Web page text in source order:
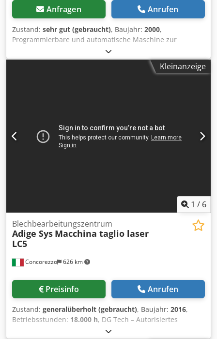
Anfragen Anrufen
Zustand: sehr gut (gebraucht), Baujahr: 2000,
Programmierbare und automatische Maschine zur
Produktion von Blechpaneelen durch Bildung mehrerer
Kantungen auf allen vier Seiten Crsdpfjw A Nnpjx Apref
Kleinanzeige
1 / 6
Concorezzo 626 km
Blechbearbeitungszentrum
Adige Sys Macchina taglio laser
LC5
Preisinfo Anrufen
Zustand: generalüberholt (gebraucht), Baujahr: 2016,
Betriebsstunden: 18.000 h, DG Tech – Autorisiertes
Prüfzentrum der BLM Group DG Tech entstand aus der